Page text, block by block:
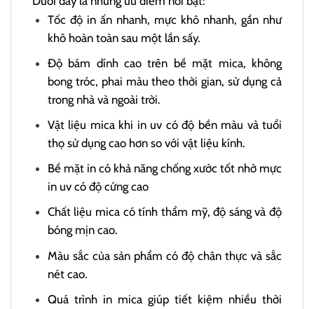
Tốc độ in ấn nhanh, mực khô nhanh, gần như
khô hoàn toàn sau một lần sấy.
Độ bám dính cao trên bề mặt mica, không
bong tróc, phai màu theo thời gian, sử dụng cả
trong nhà và ngoài trời.
Vật liệu mica khi in uv có độ bền màu và tuổi
thọ sử dụng cao hơn so với vật liệu kính.
Bề mặt in có khả năng chống xước tốt nhờ mực
in uv có độ cứng cao
Chất liệu mica có tính thẩm mỹ, độ sáng và độ
bóng mịn cao.
Màu sắc của sản phẩm có độ chân thực và sắc
nét cao.
Quá trình in mica giúp tiết kiệm nhiều thời